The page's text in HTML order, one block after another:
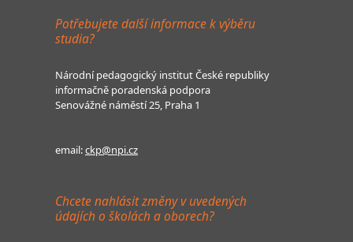
Potřebujete další informace k výběru
studia?
Národní pedagogický institut České republiky
informačně poradenská podpora
Senovážné náměstí 25, Praha 1
email:ckp@npi.cz
Chcete nahlásit změny v uvedených
údajích o školách a oborech?